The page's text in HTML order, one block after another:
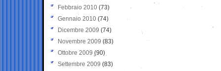
Febbraio 2010 (73)
Gennaio 2010 (74)
Dicembre 2009 (74)
Novembre 2009 (83)
Ottobre 2009 (90)
Settembre 2009 (83)